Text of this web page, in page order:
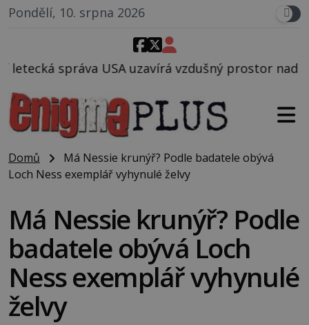
Pondělí, 10. srpna 2026
vzdušný prostor nad Oblastí 51, mohlo to
Domů
Má Nessie krunýř? Podle badatele obývá
Loch Ness exemplář vyhynulé želvy
Má Nessie krunýř? Podle
badatele obývá Loch
Ness exemplář vyhynulé
želvy